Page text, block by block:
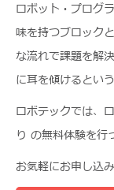
ロボット・プログ
味を持つブロック
な流れで課題を解
に耳を傾けるとい
ロボテックでは、
り の無料体験を行
お気軽にお申し込